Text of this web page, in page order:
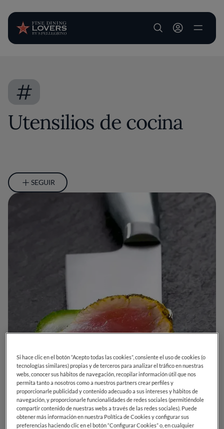
User account
#
Utensilios de cocina
SEGUIR
Si hace clic en el botón “Acepto todas las cookies”, consiente el uso de cookies (o
tecnologías similares) propias y de terceros para analizar el tráfico en nuestras
webs, conocer sus hábitos de navegación, recopilar información útil que nos
permita tanto a nosotros como a nuestros partners crear perfiles y
proporcionarle publicidad y contenido adecuado a sus intereses y hábitos de
navegación, y proporcionarle funcionalidades de redes sociales (permitiéndole
compartir contenido de nuestras webs a través de las redes sociales). Puede
obtener más información en nuestra Política de Cookies y configurar sus
preferencias haciendo clic en el botón “Configurar Cookies” o, en cualquier